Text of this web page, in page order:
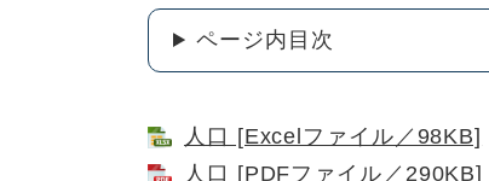
ページ内目次
人口 [Excelファイル／98KB]
人口 [PDFファイル／290KB]